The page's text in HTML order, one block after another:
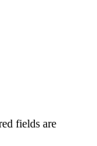
fields are